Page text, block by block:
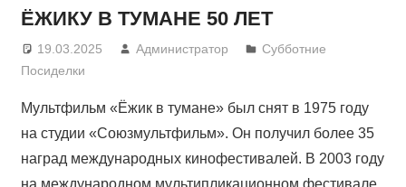
ЁЖИКУ В ТУМАНЕ 50 ЛЕТ
19.03.2025 Администратор
Субботние
Посиделки
Мультфильм «Ёжик в тумане» был снят в 1975 году
на студии «Союзмультфильм». Он получил более 35
наград международных кинофестивалей. В 2003 году
на международном мультипликационном фестивале